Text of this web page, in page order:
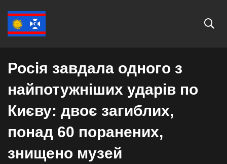
СУСПІЛЬСТВО
Росія завдала одного з
найпотужніших ударів по
Києву: двоє загиблих,
понад 60 поранених,
знищено музей